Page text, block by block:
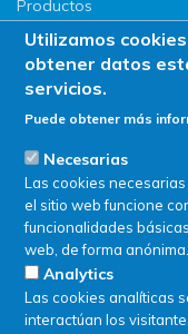
Productos
LLG
Promociones
ServiSAT
Utilizamos
obtener datos
servicios.
Puede obtener más
Necesarias
Las cookies
el sitio web funcione
funcionalidades
web, de forma anónima.
Analytics
Las cookies analíticas
interactúan los